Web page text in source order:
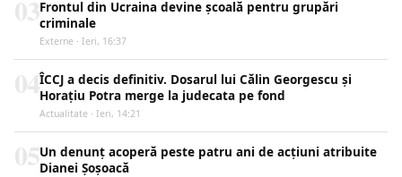
Frontul din Ucraina devine școală pentru grupări
criminale
Externe · Ieri, 16:37
ÎCCJ a decis definitiv. Dosarul lui Călin Georgescu și
Horațiu Potra merge la judecata pe fond
Actualitate · Ieri, 14:21
Un denunț acoperă peste patru ani de acțiuni atribuite
Dianei Șoșoacă